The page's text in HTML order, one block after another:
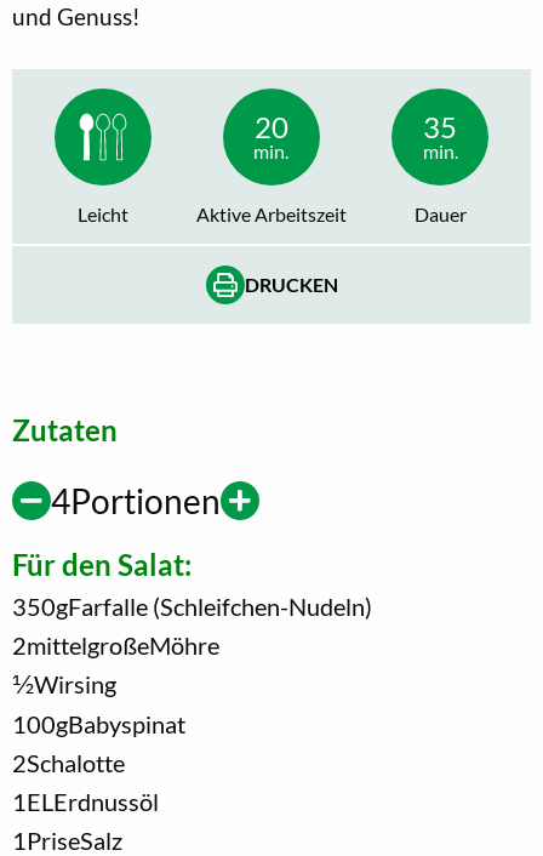
und Genuss!
Leicht
20
min.
Aktive Arbeitszeit
35
min.
Dauer
DRUCKEN
Zutaten
4Portionen
Für den Salat:
350gFarfalle (Schleifchen-Nudeln)
2mittelgroßeMöhre
1/2Wirsing
100gBabyspinat
2Schalotte
1 EL Erdnussöl
1 PriseSalz